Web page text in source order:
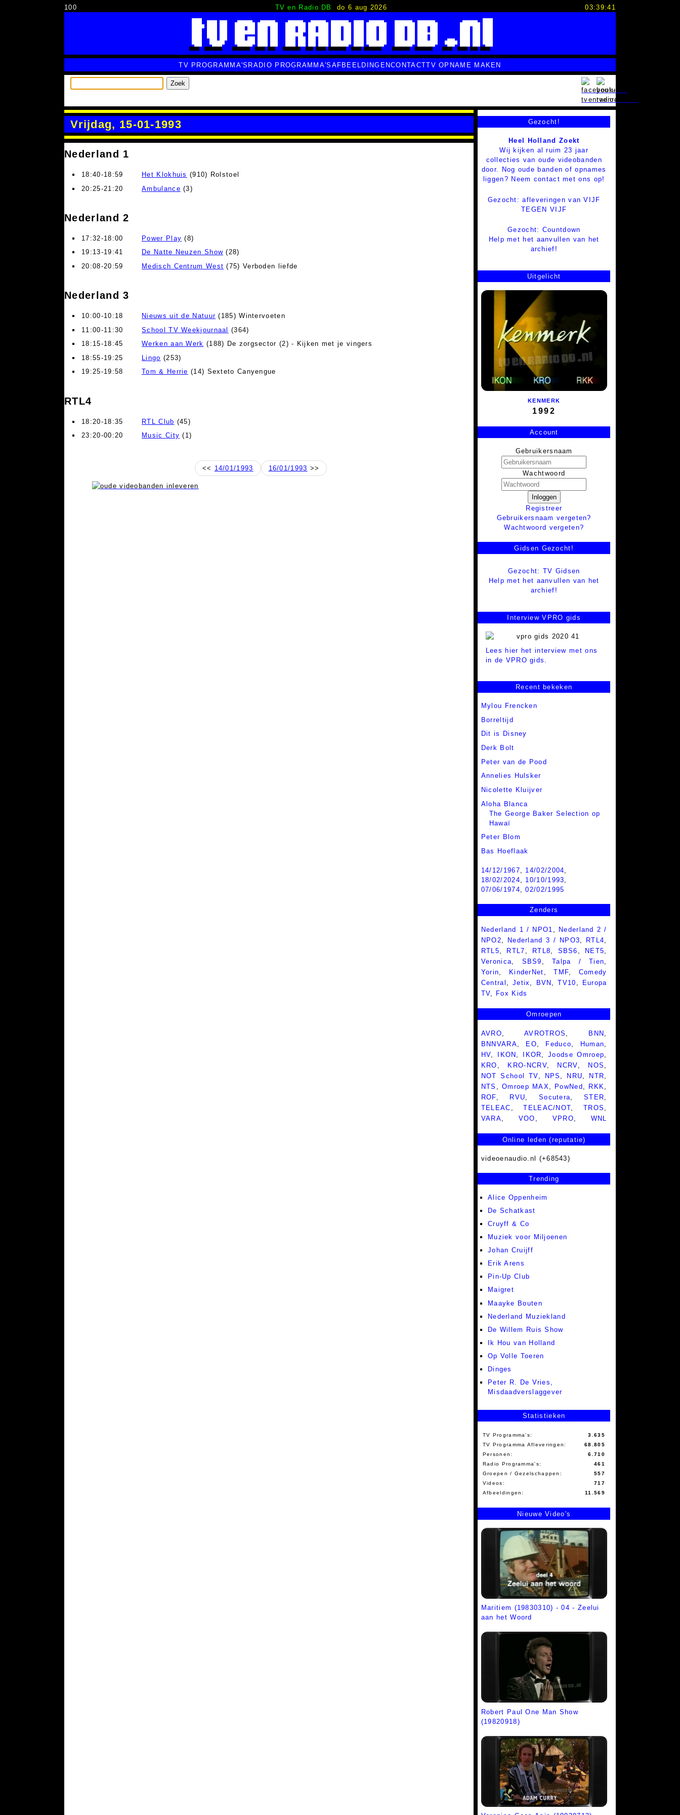
100 TV en Radio DB do 6 aug 2026 03:39:42
TV PROGRAMMA'S RADIO PROGRAMMA'S AFBEELDINGENCONTACTTV OPNAME MAKEN
Zoek
Vrijdag, 15-01-1993
Nederland 1
18:40-18:59 Het Klokhuis (910) Rolstoel
20:25-21:20
Ambulance (3)
Nederland 2
17:32-18:00 Power Play (8)
19:13-19:41
De Natte Neuzen Show (28)
20:08-20:59
Medisch Centrum West (75) Verboden liefde
Nederland 3
10:00-10:18 Nieuws uit de Natuur (185) Wintervoeten
11:00-11:30
School TV Weekjournaal (364)
18:15-18:45
Werken aan Werk (188) De zorgsector (2) - Kijken met je vingers
18:55-19:25
Lingo (253)
19:25-19:58
Tom & Herrie (14) Sexteto Canyengue
RTL4
18:20-18:35 RTL Club (45)
23:20-00:20
Music City (1)
<< 14/01/1993 16/01/1993 >>
Gezocht!
Heel Holland Zoekt
Wij kijken al ruim 23 jaar
collecties van oude videobanden
door. Nog oude banden of opnames
liggen? Neem contact met ons op!
Gezocht: afleveringen van VIJF
TEGEN VIJF
Gezocht: Countdown
Help met het aanvullen van het
archief!
Uitgelicht
KENMERK
1992
Account
Gebruikersnaam
Wachtwoord
Inloggen
Registreer
Gebruikersnaam vergeten?
Wachtwoord vergeten?
Gidsen Gezocht!
Gezocht: TV Gidsen
Help met het aanvullen van het
archief!
Interview VPRO gids
Lees hier het interview met ons
in de VPRO gids.
Recent bekeken
Mylou Frencken
Borreltijd
Dit is Disney
Derk Bolt
Peter van de Pood
Annelies Hulsker
Nicolette Kluijver
Aloha Blanca
The George Baker Selection op
Hawaï
Peter Blom
Bas Hoeflaak
14/12/1967, 14/02/2004,
18/02/2024, 10/10/1993,
07/06/1974,02/02/1995
Zenders
Nederland 1 / NPO1
Nederland 2 /
NPO2
Nederland 3 / NPO3 RTL4
RTL5
RTL7 RTL8 SBS6 NET5
Veronica
SBS9 ,Talpa / Tien
Yorin
KinderNet ,TMF
Comedy
Central
Jetix BVN ,TV10
Europa
TV
Fox Kids
Omroepen
AVRO, AVROTROS , BNN ,
BNNVARA, EO, Feduco, Human,
HV, IKON , IKOR,Joodse Omroep,
KRO , KRO-NCRV, NCRV, NOS ,
NOT School TV, NPS , NRU, NTR,
NTS ,Omroep MAX, PowNed , RKK,
ROF, RVU, Socutera,STER,
TELEAC ,TELEAC/NOT,TROS ,
VARA, VOO , VPRO, WNL
Online leden (reputatie)
videoenaudio.nl (+68543)
Trending
Alice Oppenheim
De Schatkast
Cruyff & Co
Muziek voor Miljoenen
Johan Cruijff
Erik Arens
Pin-Up Club
Maigret
Maayke Bouten
Nederland Muziekland
De Willem Ruis Show
Ik Hou van Holland
Op Volle Toeren
Dinges
Peter R. De Vries,
Misdaadverslaggever
Statistieken
TV Programma's:
3.635
TV Programma Afleveringen:
68.805
Personen:
6.710
Radio Programma's:
461
Groepen / Gezelschappen:
557
Videos:
717
Afbeeldingen:
11.569
Nieuwe Video's
Maritiem (19830310) - 04 - Zeelui
aan het Woord
Robert Paul One Man Show
(19820918)